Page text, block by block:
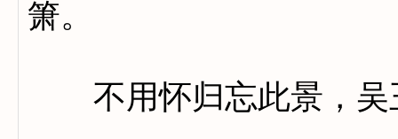
箫。
不用怀归忘此景，吴